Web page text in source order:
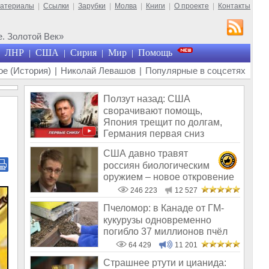
Ссылки Зарубки Молва Книги О проекте Контакты
Золотой Век»
ЛНР | США | Сирия | Мир | Помощь
(История) | Николай Левашов | Популярные в соцсетях
Ползут назад: США
сворачивают помощь,
Япония трещит по долгам,
Германия первая сниз
США давно травят
россиян биологическим
оружием – новое откровение
Эдварда Сноудена
246 223 12 527
Пчеломор: в Канаде от ГМ-
кукурузы одновременно
погибло 37 миллионов пчёл
64 429 11 201
Страшнее ртути и цианида: